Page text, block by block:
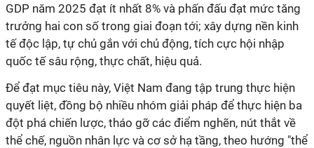
GDP năm 2025 đạt ít nhất 8% và phấn đấu đạt mức tăng
trưởng hai con số trong giai đoạn tới; xây dựng nền kinh
tế độc lập, tự chủ gắn với chủ động, tích cực hội nhập
quốc tế sâu rộng, thực chất, hiệu quả.
Để đạt mục tiêu này, Việt Nam đang tập trung thực hiện
quyết liệt, đồng bộ nhiều nhóm giải pháp để thực hiện ba
đột phá chiến lược, tháo gỡ các điểm nghẽn, nút thắt về
thể chế, nguồn nhân lực và cơ sở hạ tầng, theo hướng "thể